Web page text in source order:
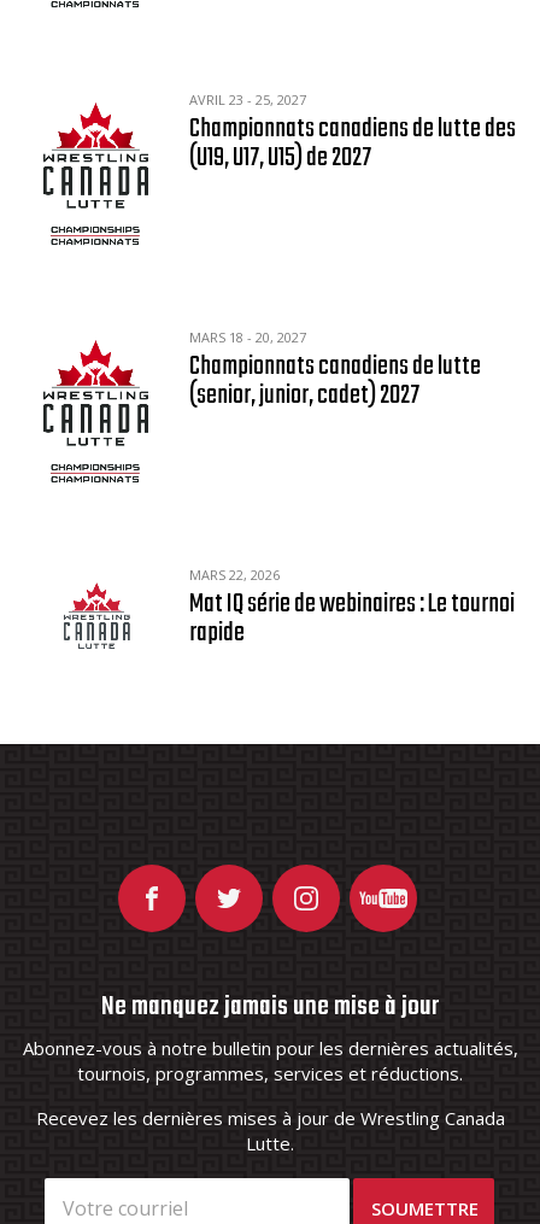
AVRIL 23 - 25, 2027
Championnats canadiens de lutte des
(U19, U17, U15) de 2027
MARS 18 - 20, 2027
Championnats canadiens de lutte
(senior, junior, cadet) 2027
MARS 22, 2026
Mat IQ série de webinaires : Le tournoi
rapide
Ne manquez jamais une mise à jour
Abonnez-vous à notre bulletin pour les dernières actualités,
tournois, programmes, services et réductions.
Recevez les dernières mises à jour de Wrestling Canada
Lutte.